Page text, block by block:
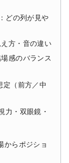
どの列が見や
方・音の違い
感のバランス
定（前方／中
力・双眼鏡・
からポジショ